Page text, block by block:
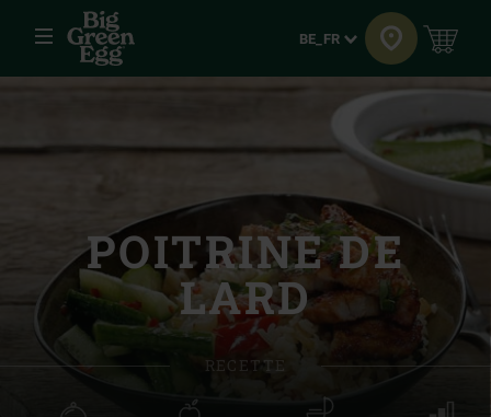
Menu Langue
BE_FR
POITRINE DE
LARD
RECETTE